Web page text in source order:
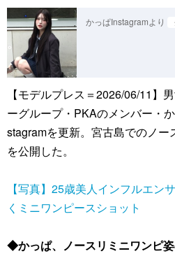
かっぱInstagramより
【モデルプレス＝2026/06/11】
ーグループ・PKAのメンバー・
stagramを更新。宮古島でのノ
を公開した。
【写真】25歳美人インフルエン
くミニワンピースショット
◆かっぱ、ノースリミニワンピ